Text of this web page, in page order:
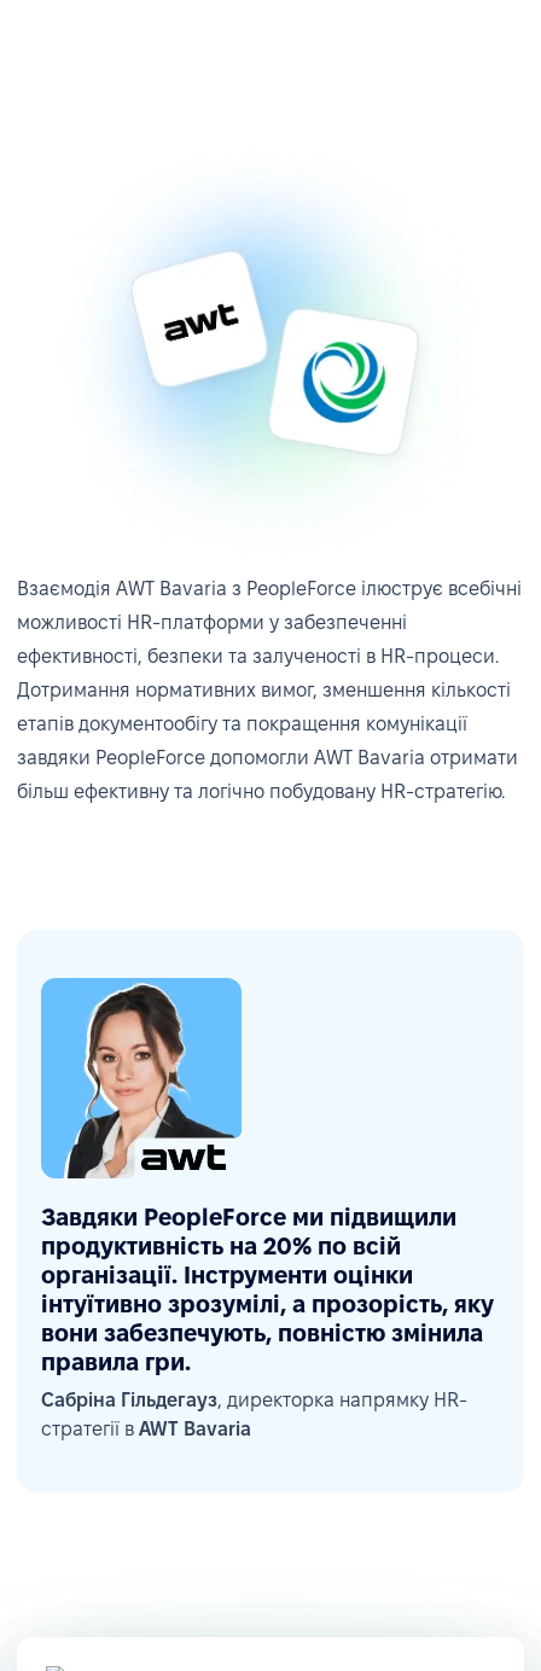
Взаємодія AWT Bavaria з PeopleForce ілюструє всебічні
можливості HR-платформи у забезпеченні
ефективності, безпеки та залученості в HR-процеси.
Дотримання нормативних вимог, зменшення кількості
етапів документообігу та покращення комунікації
завдяки PeopleForce допомогли AWT Bavaria отримати
більш ефективну та логічно побудовану HR-стратегію.
Завдяки PeopleForce ми підвищили
продуктивність на 20% по всій
організації. Інструменти оцінки
інтуїтивно зрозумілі, а прозорість, яку
вони забезпечують, повністю змінила
правила гри.
Сабріна Гільдегауз, директорка напрямку HR-
стратегії в AWT Bavaria